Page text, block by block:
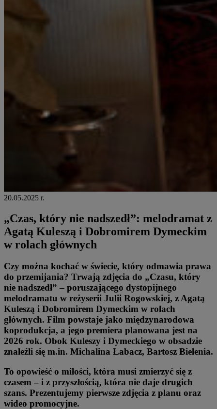
20.05.2025 r.
„Czas, który nie nadszedł”: melodramat z
Agatą Kuleszą i Dobromirem Dymeckim
w rolach głównych
Czy można kochać w świecie, który odmawia prawa
do przemijania? Trwają zdjęcia do „Czasu, który
nie nadszedł” – poruszającego dystopijnego
melodramatu w reżyserii Julii Rogowskiej, z Agatą
Kuleszą i Dobromirem Dymeckim w rolach
głównych. Film powstaje jako międzynarodowa
koprodukcja, a jego premiera planowana jest na
2026 rok. Obok Kuleszy i Dymeckiego w obsadzie
znaleźli się m.in. Michalina Łabacz, Bartosz Bielenia.
To opowieść o miłości, która musi zmierzyć się z
czasem – i z przyszłością, która nie daje drugich
szans. Prezentujemy pierwsze zdjęcia z planu oraz
wideo promocyjne.